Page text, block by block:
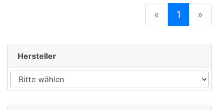
« 1 »
Hersteller